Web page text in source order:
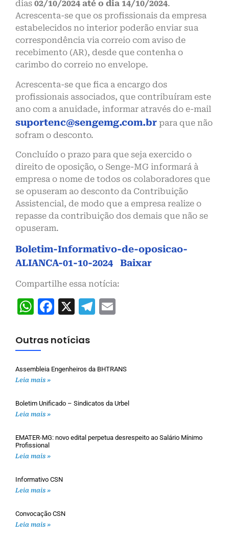
dias 02/10/2024 até o dia 14/10/2024.
Acrescenta-se que os profissionais da empresa
estabelecidos no interior poderão enviar sua
correspondência via correio com aviso de
recebimento (AR), desde que contenha o
carimbo do correio no envelope.
Acrescenta-se que fica a encargo dos
profissionais associados, que contribuíram este
ano com a anuidade, informar através do e-mail
suportenc@sengemg.com.br para que não
sofram o desconto.
Concluído o prazo para que seja exercido o
direito de oposição, o Senge-MG informará à
empresa o nome de todos os colaboradores que
se opuseram ao desconto da Contribuição
Assistencial, de modo que a empresa realize o
repasse da contribuição dos demais que não se
opuseram.
Boletim-Informativo-de-oposicao-
ALIANCA-01-10-2024
Baixar
Compartilhe essa notícia:
WhatsApp
Facebook
X Telegram
Outras notícias
Assembleia Engenheiros da BHTRANS
Leia mais »
Boletim Unificado – Sindicatos da Urbel
Leia mais »
EMATER-MG: novo edital perpetua desrespeito ao Salário Mínimo
Profissional
Leia mais »
Informativo CSN
Leia mais »
Convocação CSN
Leia mais »